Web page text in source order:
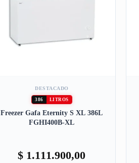
DESTACADO
386 LITROS
Freezer Gafa Eternity S XL 386L
FGHI400B-XL
$ 1.111.900,00